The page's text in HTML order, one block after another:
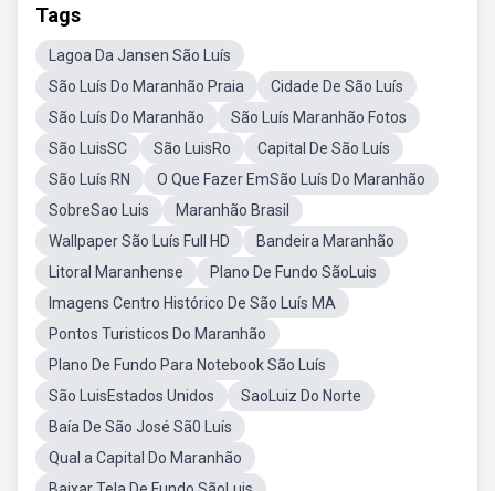
Tags
Lagoa Da Jansen São Luís
São Luís Do Maranhão Praia
Cidade De São Luís
São Luís Do Maranhão
São Luís Maranhão Fotos
São LuisSC
São LuisRo
Capital De São Luís
São Luís RN
O Que Fazer EmSão Luís Do Maranhão
SobreSao Luis
Maranhão Brasil
Wallpaper São Luís Full HD
Bandeira Maranhão
Litoral Maranhense
Plano De Fundo SãoLuis
Imagens Centro Histórico De São Luís MA
Pontos Turisticos Do Maranhão
Plano De Fundo Para Notebook São Luís
São LuisEstados Unidos
SaoLuiz Do Norte
Baía De São José Sã0 Luís
Qual a Capital Do Maranhão